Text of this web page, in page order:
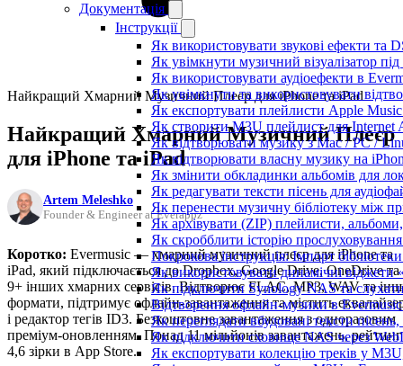
Документація
Інструкції
Як використовувати звукові ефекти та
Як увімкнути музичний візуалізатор
Як використовувати аудіоефекти в
Як увімкнути та використовувати
Як експортувати плейлисти Apple
Як створити M3U плейлист для
Як відтворювати музику з Mac / PC /
Як відтворювати власну музику на
Як змінити обкладинки альбомів для
Як редагувати тексти пісень для
Як перенести музичну бібліотеку між
Як архівувати (ZIP) плейлисти,
Як скробблити історію
Покрокова інструкція: Імпорт
Як використовувати динамічні віджети
Як підключити Synology NAS та
Відтворення офлайн-музики в
Як переглядати вбудовані тексти
Як підключити сховище NAS через
Як експортувати колекцію треків у
Найкращий Хмарний Музичний Плеєр для iPhone та iPad
Найкращий Хмарний Музичний Плеєр
для iPhone та iPad
Artem Meleshko
Founder & Engineer at Everappz
Коротко: Evermusic — хмарний музичний плеєр для iPhone та
iPad, який підключається до Dropbox, Google Drive, OneDrive та
9+ інших хмарних сервісів. Відтворює FLAC, MP3, WAV та
формати, підтримує офлайн-завантаження та містить
і редактор тегів ID3. Безкоштовне завантаження з одноразовим
преміум-оновленням. Понад 11 мільйонів завантажень, рейтинг
4,6 зірки в App Store.